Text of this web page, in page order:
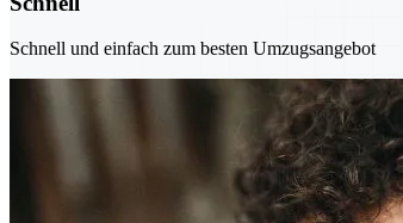
Schnell und einfach zum besten Umzugsangebot